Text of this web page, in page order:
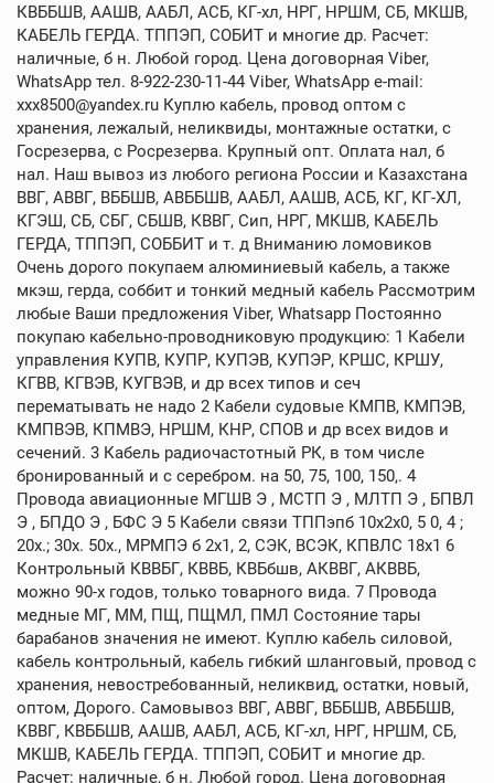
КВББШВ, ААШВ, ААБЛ, АСБ, КГ-хл, НРГ, НРШМ, СБ, МКШВ,
КАБЕЛЬ ГЕРДА. ТППЭП, СОБИТ и многие др. Расчет:
наличные, б н. Любой город. Цена договорная Viber,
WhatsApp тел. 8-922-230-11-44 Viber, WhatsApp e-mail:
xxx8500@yandex.ru Куплю кабель, провод оптом с
хранения, лежалый, неликвиды, монтажные остатки, с
Госрезерва, с Росрезерва. Крупный опт. Оплата нал, б
нал. Наш вывоз из любого региона России и Казахстана
ВВГ, АВВГ, ВББШВ, АВББШВ, ААБЛ, ААШВ, АСБ, КГ, КГ-ХЛ,
КГЭШ, СБ, СБГ, СБШВ, КВВГ, Сип, НРГ, МКШВ, КАБЕЛЬ
ГЕРДА, ТППЭП, СОББИТ и т. д Вниманию ломовиков
Очень дорого покупаем алюминиевый кабель, а также
мкэш, герда, соббит и тонкий медный кабель Рассмотрим
любые Ваши предложения Viber, Whatsapp Постоянно
покупаю кабельно-проводниковую продукцию: 1 Кабели
управления КУПВ, КУПР, КУПЭВ, КУПЭР, КРШС, КРШУ,
КГВВ, КГВЭВ, КУГВЭВ, и др всех типов и сеч
перематывать не надо 2 Кабели судовые КМПВ, КМПЭВ,
КМПВЭВ, КПМВЭ, НРШМ, КНР, СПОВ и др всех видов и
сечений. 3 Кабель радиочастотный РК, в том числе
бронированный и с серебром. на 50, 75, 100, 150,. 4
Провода авиационные МГШВ Э , МСТП Э , МЛТП Э , БПВЛ
Э , БПДО Э , БФС Э 5 Кабели связи ТППэпб 10х2х0, 5 0, 4 ;
20х.; 30х. 50х., МРМПЭ б 2х1, 2, СЭК, ВСЭК, КПВЛС 18х1 6
Контрольный КВВБГ, КВВБ, КВБбшв, АКВВГ, АКВВБ,
можно 90-х годов, только товарного вида. 7 Провода
медные МГ, ММ, ПЩ, ПЩМЛ, ПМЛ Состояние тары
барабанов значения не имеют. Куплю кабель силовой,
кабель контрольный, кабель гибкий шланговый, провод с
хранения, невостребованный, неликвид, остатки, новый,
оптом, Дорого. Самовывоз ВВГ, АВВГ, ВББШВ, АВББШВ,
КВВГ, КВББШВ, ААШВ, ААБЛ, АСБ, КГ-хл, НРГ, НРШМ, СБ,
МКШВ, КАБЕЛЬ ГЕРДА. ТППЭП, СОБИТ и многие др.
Расчет: наличные, б н. Любой город. Цена договорная